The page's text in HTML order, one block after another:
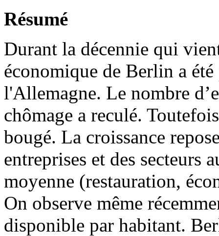
Résumé
Durant la décennie qui
économique de Berlin a
l'Allemagne. Le nombre
chômage a reculé.
bougé. La croissance
entreprises et des secteurs
moyenne (restauration,
On observe même
disponible par habitant.